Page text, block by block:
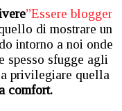
”Essere blogger
di mostrare un
intorno a noi onde
spesso sfugge agli
privilegiare quella
comfort.